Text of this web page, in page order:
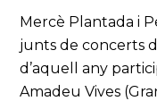
Mercè Plantada i
junts de concerts
d’aquell any
Amadeu Vives